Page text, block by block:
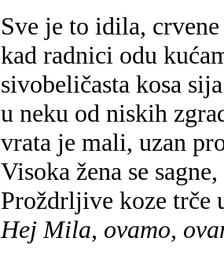
Sve je to idila,
kad radnici odu
sivobeličasta kosa
u neku od niskih
vrata je mali, uzan
Visoka žena se
Proždrljive koze trče
Hej Mila, ovamo,